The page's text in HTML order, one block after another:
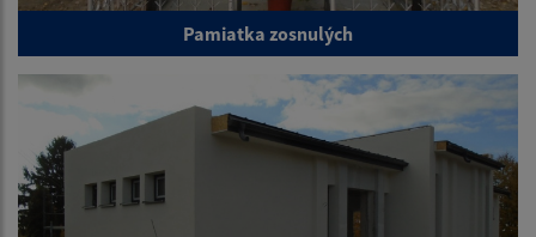
Pamiatka zosnulých